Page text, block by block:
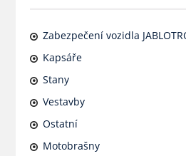
Zabezpečení vozidla
Kapsáře
Stany
Vestavby
Ostatní
Motobrašny